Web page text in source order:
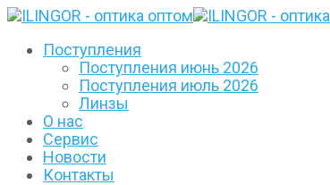
Поступления
Поступления июнь 2026
Поступления июль 2026
Линзы
О нас
Сервис
Новости
Контакты